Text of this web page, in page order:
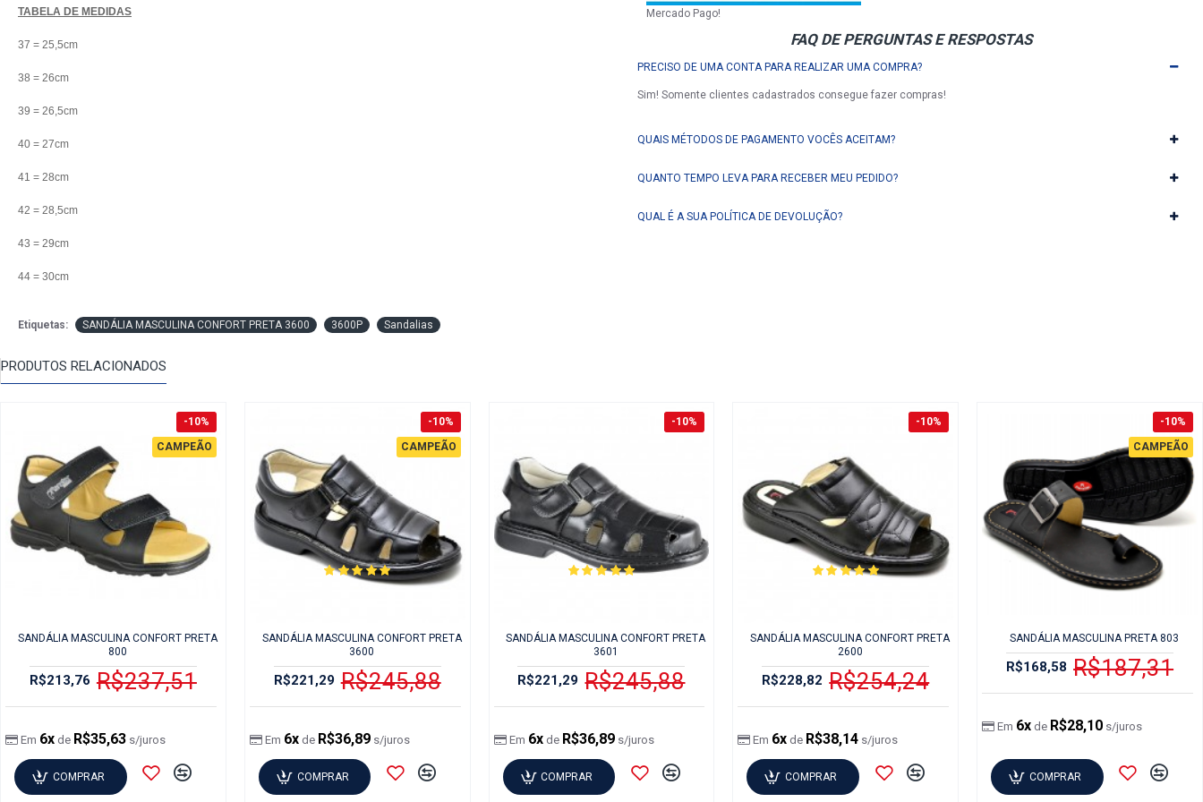
TABELA DE MEDIDAS
37 = 25,5cm
38 = 26cm
39 = 26,5cm
40 = 27cm
41 = 28cm
42 = 28,5cm
43 = 29cm
44 = 30cm
Mercado Pago!
FAQ DE PERGUNTAS E RESPOSTAS
PRECISO DE UMA CONTA PARA REALIZAR UMA COMPRA?
Sim! Somente clientes cadastrados consegue fazer compras!
QUAIS MÉTODOS DE PAGAMENTO VOCÊS ACEITAM?
QUANTO TEMPO LEVA PARA RECEBER MEU PEDIDO?
QUAL É A SUA POLÍTICA DE DEVOLUÇÃO?
Etiquetas: SANDÁLIA MASCULINA CONFORT PRETA 3600 3600P Sandalias
PRODUTOS RELACIONADOS
-10%
CAMPEÃO
SANDÁLIA MASCULINA CONFORT PRETA
800
R$213,76 R$237,51
Em 6x de R$35,63 s/juros
COMPRAR
-10%
CAMPEÃO
SANDÁLIA MASCULINA CONFORT PRETA
3600
R$221,29 R$245,88
Em 6xde R$36,89s/juros
COMPRAR
-10%
SANDÁLIA MASCULINA CONFORT PRETA
3601
R$221,29 R$245,88
Em 6xde R$36,89s/juros
COMPRAR
-10%
SANDÁLIA MASCULINA CONFORT PRETA
2600
R$228,82 R$254,24
Em 6x de R$38,14 s/juros
COMPRAR
-10%
CAMPEÃO
SANDÁLIA MASCULINA PRETA 803
R$168,58 R$187,31
Em 6x de R$28,10 s/juros
COMPRAR